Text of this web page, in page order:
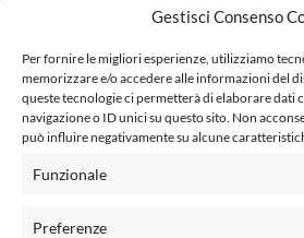
Gestisci Consenso
Per fornire le migliori esperienze, utilizziamo
memorizzare e/o accedere alle informazioni del
queste tecnologie ci permetterà di elaborare dati
navigazione o ID unici su questo sito. Non
può influire negativamente su alcune
Funzionale
Preferenze
fondato da Romano
Questo blog non rappresenta una
quanto viene aggiornato senza alcuna
legge n° 62 del 7.03.2001. L'autore